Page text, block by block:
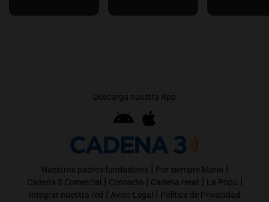
Descargá nuestra App
Nuestros padres fundadores | Por siempre Mario |
Cadena 3 Comercial | Contacto | Cadena Heat | La Popu |
Integrar nuestra red | Aviso Legal | Política de Privacidad